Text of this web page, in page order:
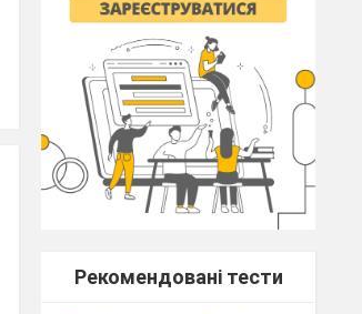
Рекомендовані тести